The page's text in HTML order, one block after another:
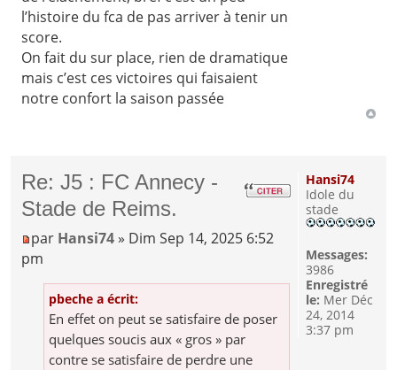
l’histoire du fca de pas arriver à tenir un
score.
On fait du sur place, rien de dramatique
mais c’est ces victoires qui faisaient
notre confort la saison passée
Re: J5 : FC Annecy -
Stade de Reims.
par Hansi74 » Dim Sep 14, 2025 6:52
pm
pbeche a écrit:
En effet on peut se satisfaire de poser
quelques soucis aux « gros » par
contre se satisfaire de perdre une
Hansi74
Idole du
stade
Messages:
3986
Enregistré
le: Mer Déc
24, 2014
3:37 pm